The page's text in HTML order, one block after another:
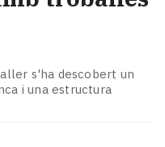
s'ha descobert un
i una estructura